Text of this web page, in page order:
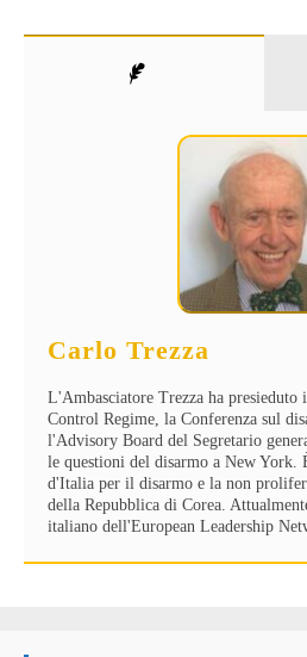
Carlo Trezza
L'Ambasciatore Trezza ha
Control Regime, la Conferenza sul
l'Advisory Board del Segretario
le questioni del disarmo a New York.
d'Italia per il disarmo e la non
della Repubblica di Corea.
italiano dell'European Leadership